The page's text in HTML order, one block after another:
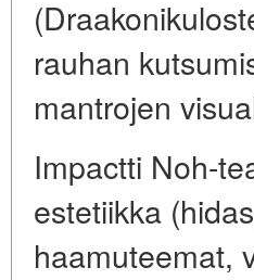
rauhan
mantrojen
Impactti Noh-
estetiikka
haamuteemat,